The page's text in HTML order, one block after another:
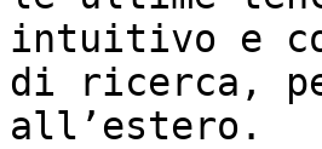
intuitivo e
di ricerca,
all’estero.